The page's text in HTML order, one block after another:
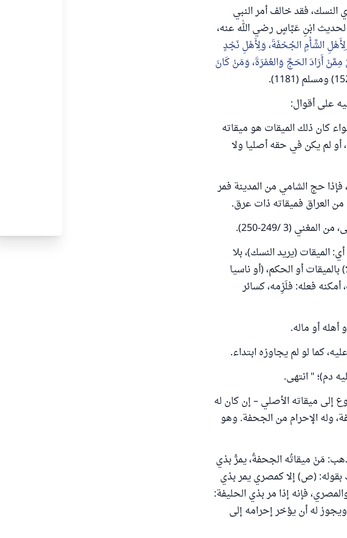
النسك، فقد خالف أمر النبي
لحديث ابْنِ عَبَّاسٍ رضي الله عنه،
الشَّأْمِ الجُحْفَةَ، وَلِأَهْلِ نَجْدٍ
أَرَادَ الحَجَّ وَالعُمْرَةَ، وَمَنْ كَانَ
على أقوال:
كان ذلك الميقات هو ميقاته
أو لم يكن في حقه أصليا ولا
حج الشامي من المدينة فمر
العراق فميقاته ذات عرق.
(3 /249-250).
(2/ 404): " (ومن جاوزه) أي: الميقات (يريد النسك)، بلا
أو الحكم، (أو ناسيا
فعله: فلَزِمه، كسائر
أو ماله.
كما لو لم يجاوزه ابتداء.
دم)؛ " انتهى.
إلى ميقاته الأصلي – إن كان له
وله الإحرام من الجحفة. وهو
: "واستثنى أهل المذهب: مَنْ ميقاتُه الجحفةُ، يمرُّ بذي
بقوله: (ص) إلا كمصري يمر بذي
فإنه إذا مر بذي الحليفة:
له أن يؤخر إحرامه إلى